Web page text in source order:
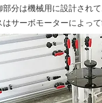
分は機械用に設計され
サーボモーターによって